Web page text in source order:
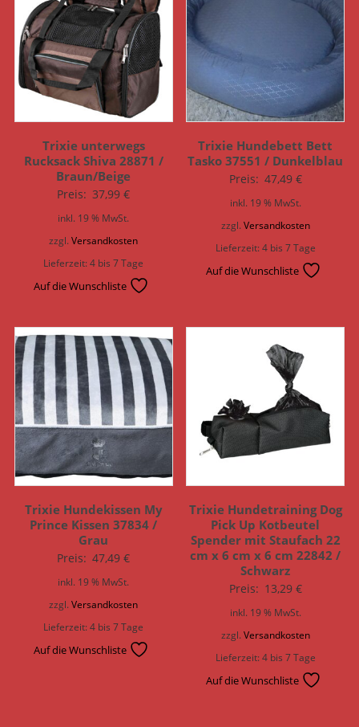
Trixie unterwegs
Rucksack Shiva 28871 /
Braun/Beige
Preis: 37,99€
inkl. 19 % MwSt.
zzgl.Versandkosten
Lieferzeit:4 bis 7 Tage
Auf die Wunschliste
Trixie Hundebett Bett
Tasko 37551 / Dunkelblau
Preis: 47,49 €
inkl. 19 % MwSt.
zzgl.Versandkosten
Lieferzeit:4 bis 7 Tage
Auf die Wunschliste
Trixie Hundekissen My
Prince Kissen 37834 /
Grau
Preis: 47,49€
inkl. 19 % MwSt.
zzgl.Versandkosten
Lieferzeit:4 bis 7 Tage
Auf die Wunschliste
Trixie Hundetraining Dog
Pick Up Kotbeutel
Spender mit Staufach 22
cm x 6 cm x 6 cm 22842 /
Schwarz
Preis: 13,29 €
inkl. 19 % MwSt.
zzgl. Versandkosten
Lieferzeit:4 bis 7 Tage
Auf die Wunschliste